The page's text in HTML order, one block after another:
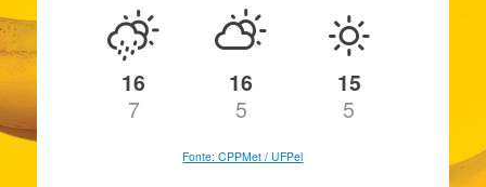
16
7
16
5
15
5
Fonte: CPPMet / UFPel